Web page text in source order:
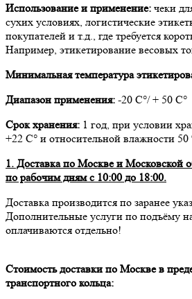
Использование и применение: чеки
сухих условиях, логистические
покупателей и т.д., где требуется
Например, этикетирование весовых
Минимальная температура
Диапазон применения: -20 С°/ + 50 С°
Срок хранения: 1 год, при условии
+22 С° и относительной влажности 50
1. Доставка по Москве и Московской
по рабочим дням с 10:00 до 18:00.
Доставка производится по заранее
Дополнительные услуги по подъёму
оплачиваются отдельно!
Стоимость доставки по Москве в
транспортного кольца: